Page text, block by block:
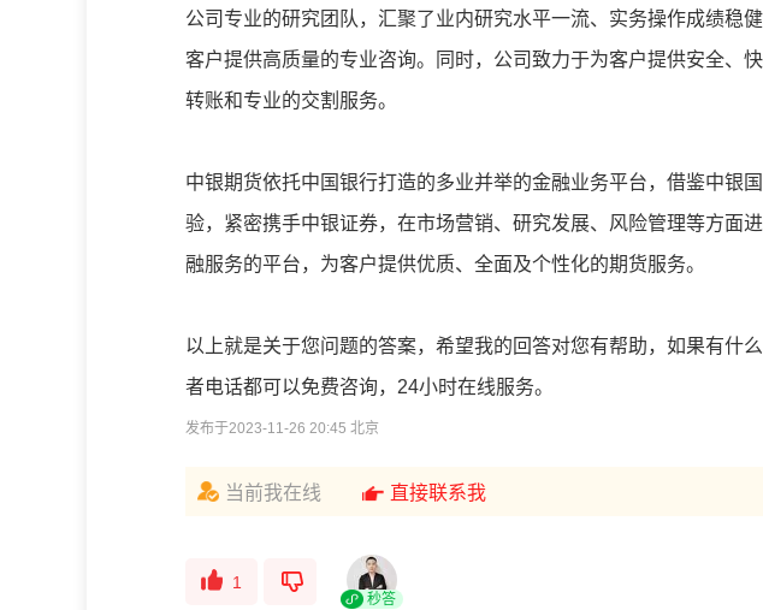
公司专业的研究团队，汇聚了业内研究水平一流、实务操作成绩稳
客户提供高质量的专业咨询。同时，公司致力于为客户提供安全、
转账和专业的交割服务。
中银期货依托中国银行打造的多业并举的金融业务平台，借鉴中银
验，紧密携手中银证券，在市场营销、研究发展、风险管理等方面
融服务的平台，为客户提供优质、全面及个性化的期货服务。
以上就是关于您问题的答案，希望我的回答对您有帮助，如果有什
者电话都可以免费咨询，24小时在线服务。
发布于2023-11-26 20:45 北京
当前我在线 直接联系我
1
秒答